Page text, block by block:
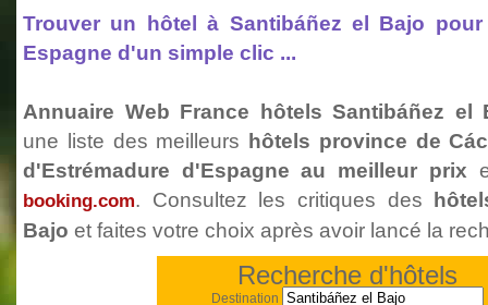
Trouver un hôtel à Santibáñez el Bajo
Espagne d'un simple clic ...
Annuaire Web France hôtels Santibáñez el
une liste des meilleurs
hôtels province de
d'Estrémadure d'Espagne au meilleur prix
booking.com. Consultez les critiques des
Bajo et faites votre choix après avoir lancé la
Recherche d'hôtels
Destination